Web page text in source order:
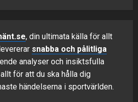
, din ultimata källa för allt
snabba och pålitliga
analyser och insiktsfulla
för att du ska hålla dig
händelserna i sportvärlden.